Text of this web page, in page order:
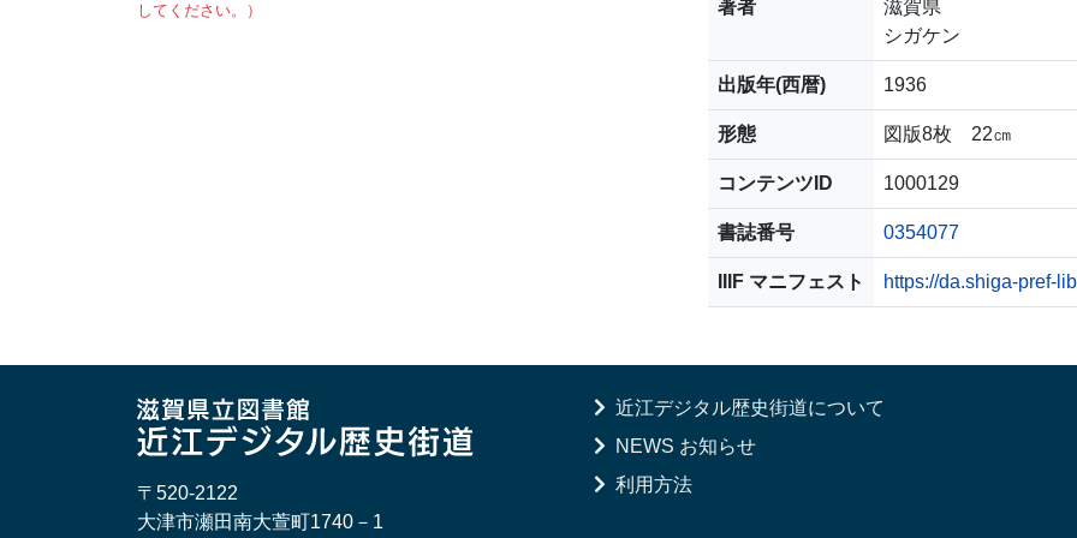
してください。）
著者
滋賀県
シガケン
出版年(西暦) 1936
形態 図版8枚 22㎝
コンテンツID 1000129
書誌番号 0354077
IIIF マニフェスト https://da.shiga-pref-
〒520-2122
大津市瀬田南大萱町1740－1
近江デジタル歴史街道について
NEWS お知らせ
利用方法